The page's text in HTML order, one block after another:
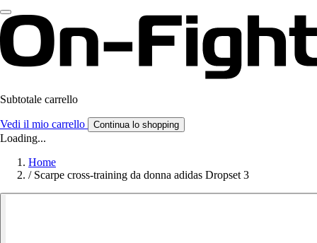
Subtotale carrello
Vedi il mio carrello Continua lo shopping
Loading...
Home
/ Scarpe cross-training da donna adidas Dropset 3